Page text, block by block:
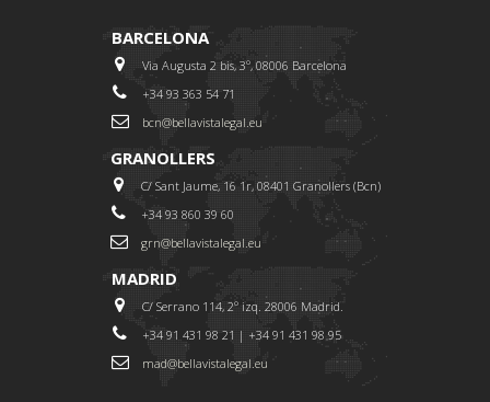
BARCELONA
Via Augusta 2 bis, 3º, 08006 Barcelona
+34 93 363 54 71
bcn@bellavistalegal.eu
GRANOLLERS
C/ Sant Jaume, 16 1r, 08401 Granollers (Bcn)
+34 93 860 39 60
grn@bellavistalegal.eu
MADRID
C/ Serrano 114, 2º izq. 28006 Madrid.
+34 91 431 98 21 | +34 91 431 98 95
mad@bellavistalegal.eu